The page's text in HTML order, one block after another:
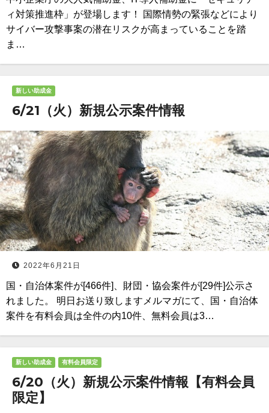
ィ対策推進枠」が登場します！ 国際情勢の緊張などにより
サイバー攻撃事案の潜在リスクが高まっていることを踏
ま…
新しい助成金
6/21（火）新規公示案件情報
2022年6月21日
国・自治体案件が[466件]、財団・協会案件が[29件]公示さ
れました。 明日お送り致しますメルマガにて、国・自治体
案件を有料会員は全件の内10件、無料会員は3…
新しい助成金 有料会員限定
6/20（火）新規公示案件情報【有料会員
限定】